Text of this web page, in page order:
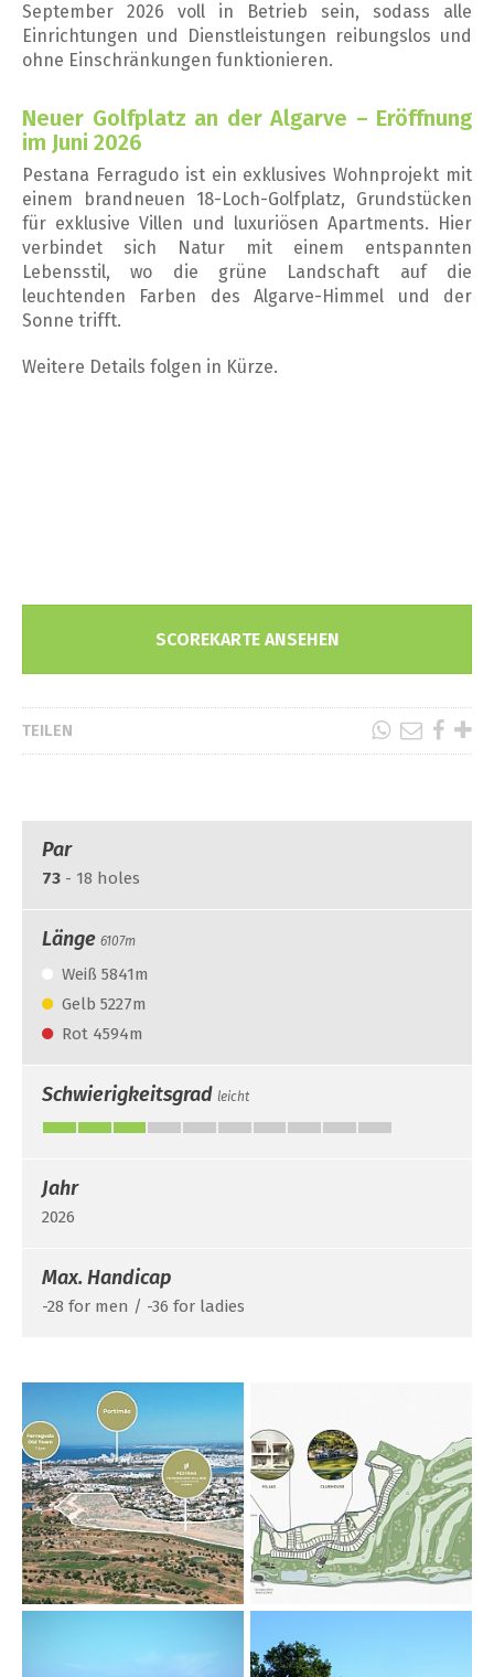
September 2026 voll in Betrieb sein, sodass alle
Einrichtungen und Dienstleistungen reibungslos und
ohne Einschränkungen funktionieren.
Neuer Golfplatz an der Algarve – Eröffnung
im Juni 2026
Pestana Ferragudo ist ein exklusives Wohnprojekt mit
einem brandneuen 18-Loch-Golfplatz, Grundstücken
für exklusive Villen und luxuriösen Apartments. Hier
verbindet sich Natur mit einem entspannten
Lebensstil, wo die grüne Landschaft auf die
leuchtenden Farben des Algarve-Himmel und der
Sonne trifft.
Weitere Details folgen in Kürze.
SCOREKARTE ANSEHEN
TEILEN
Par
73 - 18 holes
Länge 6107m
Weiß 5841m
Gelb 5227m
Rot 4594m
Schwierigkeitsgrad leicht
Jahr
2026
Max. Handicap
-28 for men / -36 for ladies